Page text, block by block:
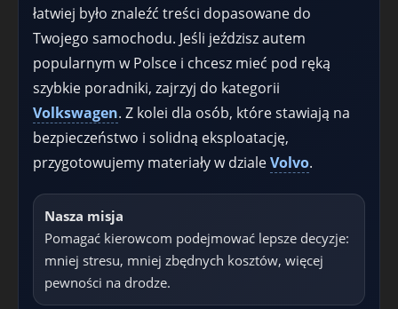
łatwiej było znaleźć treści dopasowane do
Twojego samochodu. Jeśli jeździsz autem
popularnym w Polsce i chcesz mieć pod ręką
szybkie poradniki, zajrzyj do kategorii
Volkswagen. Z kolei dla osób, które stawiają na
bezpieczeństwo i solidną eksploatację,
przygotowujemy materiały w dzialeVolvo.
Nasza misja
Pomagać kierowcom podejmować lepsze decyzje:
mniej stresu, mniej zbędnych kosztów, więcej
pewności na drodze.